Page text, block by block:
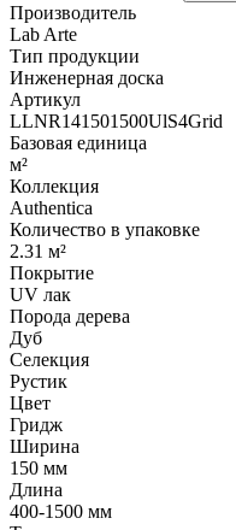
Производитель
Lab Arte
Тип продукции
Инженерная доска
Артикул
LLNR141501500UlS4Grid
Базовая единица
м²
Коллекция
Authentica
Количество в упаковке
2.31 м²
Покрытие
UV лак
Порода дерева
Дуб
Селекция
Рустик
Цвет
Гридж
Ширина
150 мм
Длина
400-1500 мм